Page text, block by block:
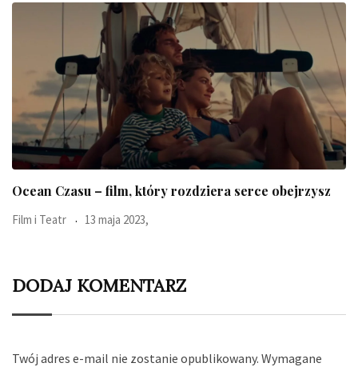
Wielki powrót Muminków w TV!
1 lutego 2019,
DODAJ KOMENTARZ
Twój adres e-mail nie zostanie opublikowany. Wymagane